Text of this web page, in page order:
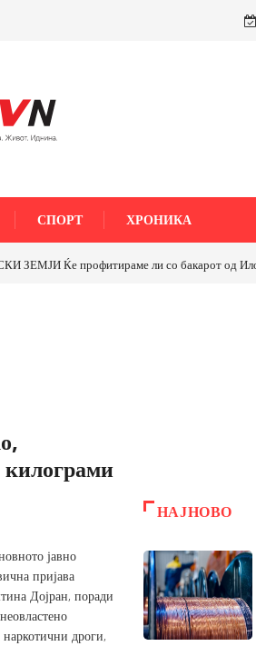
СПОРТ ХРОНИКА
Ќе профитираме ли со бакарот од
килограми
јавно
пријава
Дојран, поради
дроги,
НАЈНОВО